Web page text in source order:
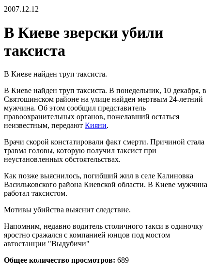
2007.12.12
В Киеве зверски убили
таксиста
В Киеве найден труп таксиста.
В Киеве найден труп таксиста. В понедельник, 10 декабря, в
Святошинском районе на улице найден мертвым 24-летний
мужчина. Об этом сообщил представитель
правоохранительных органов, пожелавший остаться
неизвестным, передают Кияни.
Врачи скорой констатировали факт смерти. Причиной стала
травма головы, которую получил таксист при
неустановленных обстоятельствах.
Как позже выяснилось, погибший жил в селе Калиновка
Васильковского района Киевской области. В Киеве мужчина
работал таксистом.
Мотивы убийства выяснит следствие.
Напомним, недавно водитель столичного такси в одиночку
яростно сражался с компанией юнцов под мостом
автостанции "Выдубичи"
Общее количество просмотров: 689